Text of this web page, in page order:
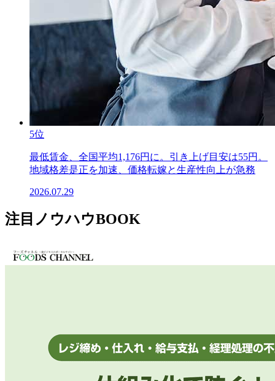
5位
最低賃金、全国平均1,176円に。引き上げ目安は55円。
地域格差是正を加速、価格転嫁と生産性向上が急務
2026.07.29
注目ノウハウBOOK